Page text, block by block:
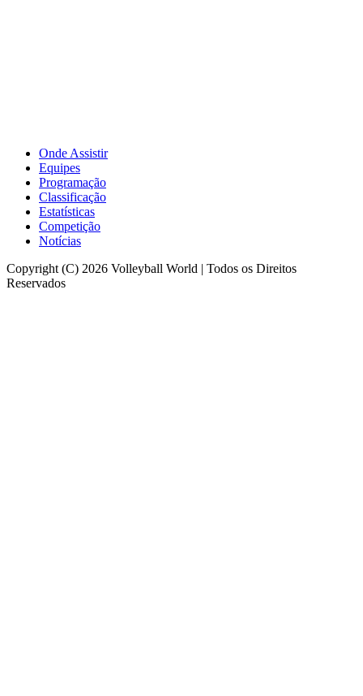
Onde Assistir
Equipes
Programação
Classificação
Estatísticas
Competição
Notícias
Copyright (C) 2026 Volleyball World | Todos os Direitos
Reservados